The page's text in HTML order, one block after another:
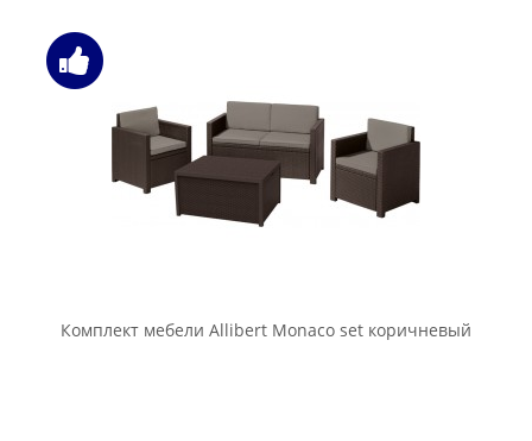
Комплект мебели Allibert Monaco set коричневый